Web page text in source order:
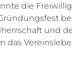
die
und
das